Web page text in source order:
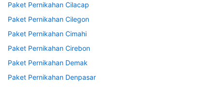
Paket Pernikahan Cilacap
Paket Pernikahan Cilegon
Paket Pernikahan Cimahi
Paket Pernikahan Cirebon
Paket Pernikahan Demak
Paket Pernikahan Denpasar